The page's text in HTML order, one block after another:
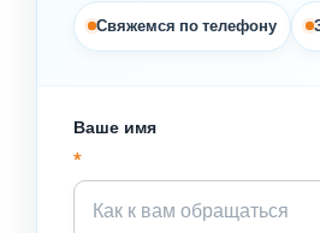
Свяжемся по телефону
Ваше имя
*